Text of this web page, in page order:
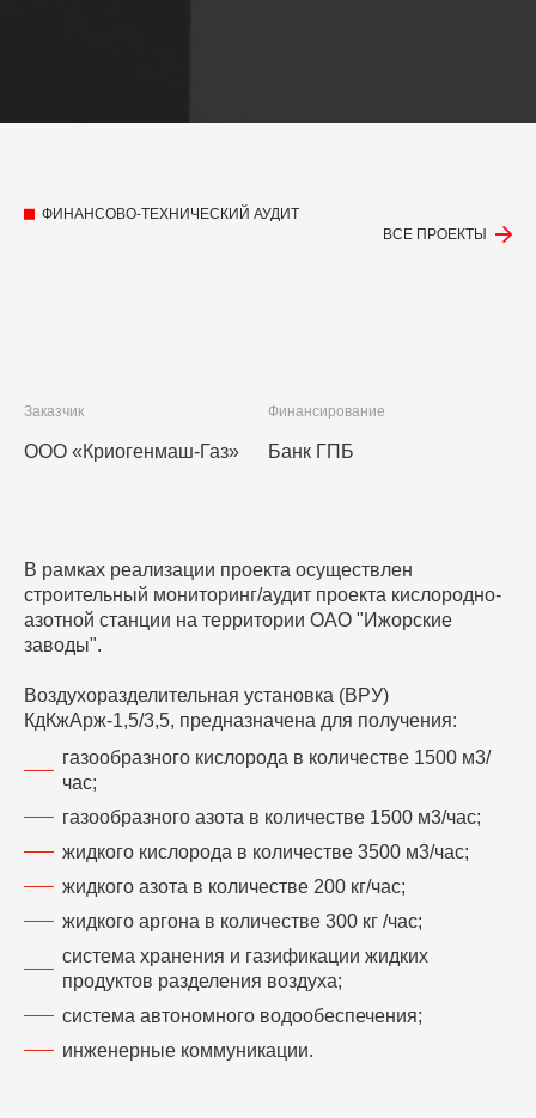
ФИНАНСОВО-ТЕХНИЧЕСКИЙ АУДИТ
ВСЕ ПРОЕКТЫ
ООО «Криогенмаш-Газ»
Заказчик
Банк ГПБ
Финансирование
В рамках реализации проекта осуществлен
строительный мониторинг/аудит проекта кислородно-
азотной станции на территории ОАО "Ижорские
заводы".
Воздухоразделительная установка (ВРУ)
КдКжАрж-1,5/3,5, предназначена для получения:
газообразного кислорода в количестве 1500 м3/
час;
газообразного азота в количестве 1500 м3/час;
жидкого кислорода в количестве 3500 м3/час;
жидкого азота в количестве 200 кг/час;
жидкого аргона в количестве 300 кг /час;
система хранения и газификации жидких
продуктов разделения воздуха;
система автономного водообеспечения;
инженерные коммуникации.